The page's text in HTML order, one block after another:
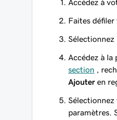
Accédez à
Faites défiler
Sélectionnez
Accédez à la
section ,
Ajouter en
Sélectionnez
paramètres.